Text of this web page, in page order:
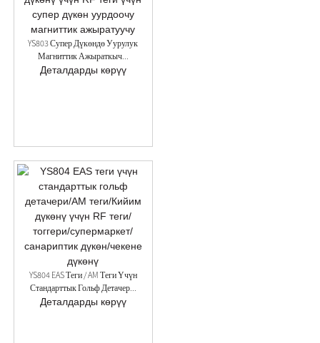
YS803 Супер Дүкөндө Уурулук
Магниттик Ажыраткыч...
Деталдарды көрүү
YS804 EAS Теги / AM Теги Үчүн
Стандарттык Гольф Детачер...
Деталдарды көрүү